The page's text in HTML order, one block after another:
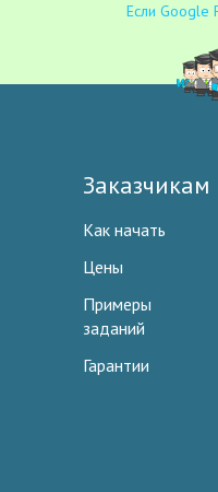
Если Google
Заказчикам
Как начать
Цены
Примеры
заданий
Гарантии